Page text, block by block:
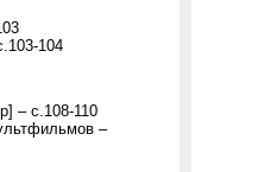
104
– с.108-110
–